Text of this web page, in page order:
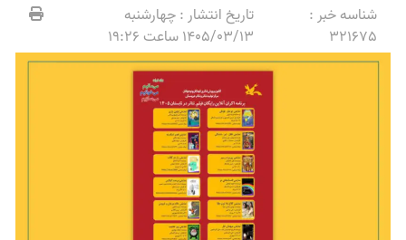
شناسه خبر :
321675
تاریخ انتشار :چهارشنبه
1405/03/13 ساعت 19:26